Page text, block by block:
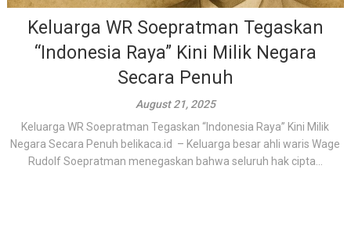
Keluarga WR Soepratman Tegaskan
“Indonesia Raya” Kini Milik Negara
Secara Penuh
August 21, 2025
Keluarga WR Soepratman Tegaskan “Indonesia Raya” Kini Milik
Negara Secara Penuh belikaca.id – Keluarga besar ahli waris Wage
Rudolf Soepratman menegaskan bahwa seluruh hak cipta...